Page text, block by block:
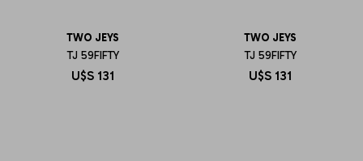
TWO JEYS
TJ 59FIFTY
U$S 131
TWO JEYS
TJ 59FIFTY
U$S 131